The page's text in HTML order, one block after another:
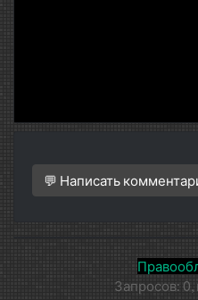
💬 Написать
Запросов: 0,